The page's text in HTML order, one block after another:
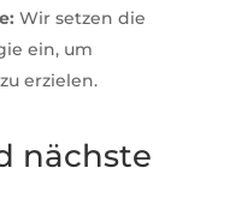
Wir setzen die
ein, um
erzielen.
nächste